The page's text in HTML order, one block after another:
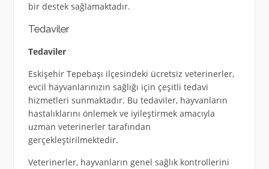
bir destek sağlamaktadır.
Tedaviler
Tedaviler
Eskişehir Tepebaşı ilçesindeki ücretsiz veterinerler,
evcil hayvanlarınızın sağlığı için çeşitli tedavi
hizmetleri sunmaktadır. Bu tedaviler, hayvanların
hastalıklarını önlemek ve iyileştirmek amacıyla
uzman veterinerler tarafından
gerçekleştirilmektedir.
Veterinerler, hayvanların genel sağlık kontrollerini